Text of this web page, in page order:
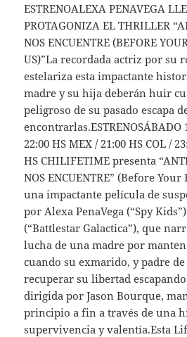
ESTRENOALEXA PENAVEGA
PROTAGONIZA EL THRILLER
NOS ENCUENTRE (BEFORE
US)”La recordada actriz por su
estelariza esta impactante
madre y su hija deberán huir
peligroso de su pasado escapa
encontrarlas.ESTRENOSÁBADO
22:00 HS MEX / 21:00 HS COL /
HS CHILIFETIME presenta
NOS ENCUENTRE” (Before
una impactante película de
por Alexa PenaVega (“Spy
(“Battlestar Galactica”), que
lucha de una madre por
cuando su exmarido, y padre
recuperar su libertad
dirigida por Jason Bourque,
principio a fin a través de una
supervivencia y valentía.Esta